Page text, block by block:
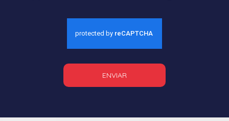
ENVIAR